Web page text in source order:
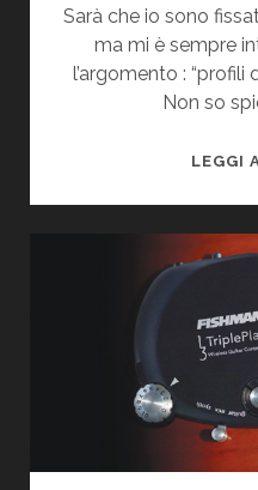
Sarà che io sono
ma mi è sempre
l’argomento : “profili
Non so
LEGGI